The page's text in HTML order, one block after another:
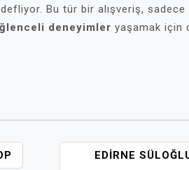
Bu tür bir alışveriş,
deneyimler yaşamak için
EDIRNE